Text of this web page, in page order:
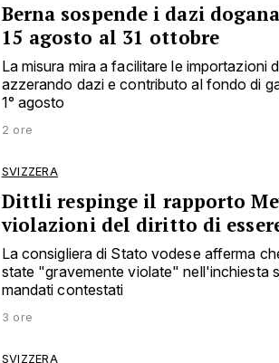
Berna sospende i dazi
15 agosto al 31 ottobre
La misura mira a facilitare le importazioni
azzerando dazi e contributo al fondo di
1° agosto
2 ore
SVIZZERA
Dittli respinge il rapporto
violazioni del diritto di
La consigliera di Stato vodese afferma
state "gravemente violate" nell'inchiesta
mandati contestati
3 ore
SVIZZERA